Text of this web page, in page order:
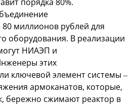
80 миллионов рублей для
оборудования. В реализации
НИАЭП и
этих
ключевой элемент системы –
армоканатов, которые,
бережно сжимают реактор в